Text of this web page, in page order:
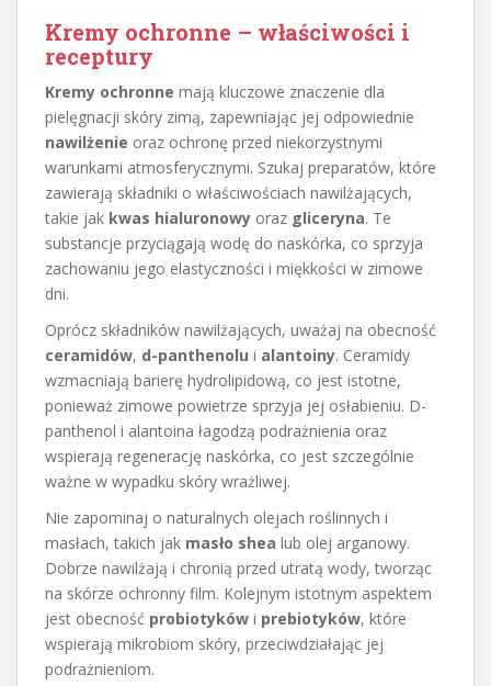
Kremy ochronne – właściwości i
receptury
Kremy ochronne mają kluczowe znaczenie dla
pielęgnacji skóry zimą, zapewniając jej odpowiednie
nawilżenie oraz ochronę przed niekorzystnymi
warunkami atmosferycznymi. Szukaj preparatów, które
zawierają składniki o właściwościach nawilżających,
takie jak kwas hialuronowy oraz gliceryna. Te
substancje przyciągają wodę do naskórka, co sprzyja
zachowaniu jego elastyczności i miękkości w zimowe
dni.
Oprócz składników nawilżających, uważaj na obecność
ceramidów, d-panthenolu i alantoiny. Ceramidy
wzmacniają barierę hydrolipidową, co jest istotne,
ponieważ zimowe powietrze sprzyja jej osłabieniu. D-
panthenol i alantoina łagodzą podrażnienia oraz
wspierają regenerację naskórka, co jest szczególnie
ważne w wypadku skóry wrażliwej.
Nie zapominaj o naturalnych olejach roślinnych i
masłach, takich jak masło shea lub olej arganowy.
Dobrze nawilżają i chronią przed utratą wody, tworząc
na skórze ochronny film. Kolejnym istotnym aspektem
jest obecność probiotyków i prebiotyków, które
wspierają mikrobiom skóry, przeciwdziałając jej
podrażnieniom.